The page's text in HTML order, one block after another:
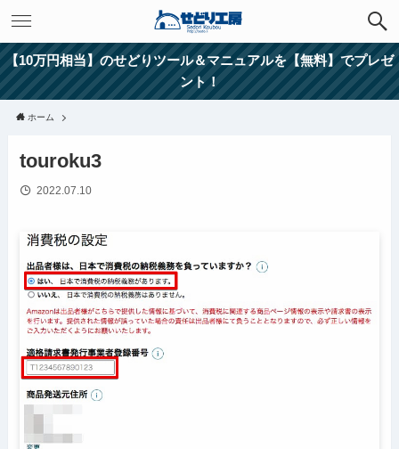
【10万円相当】のせどりツール＆マニュアルを【無料】でプレゼ
ント！
ホーム
touroku3
2022.07.10